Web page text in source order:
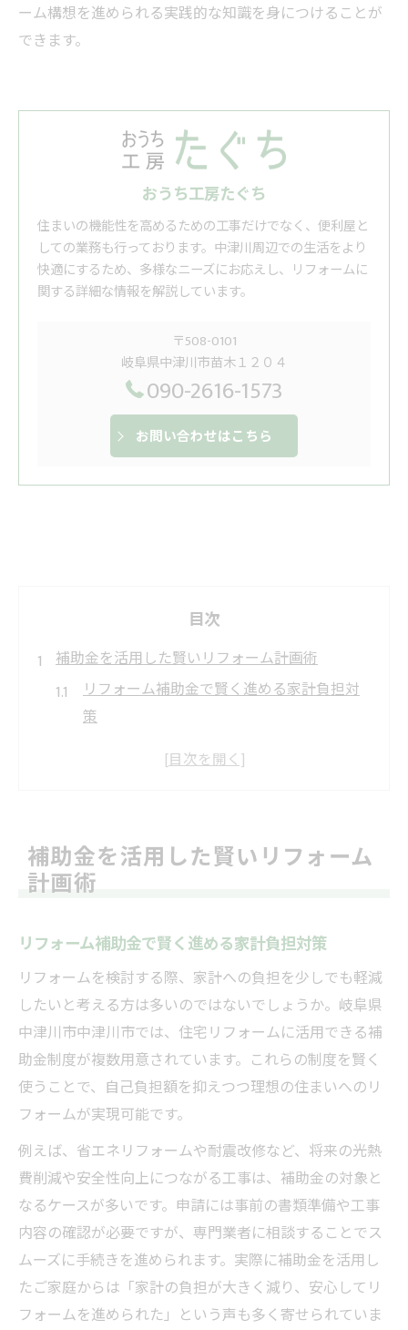
ーム構想を進められる実践的な知識を身につけることが
できます。
おうち工房たぐち
住まいの機能性を高めるための工事だけでなく、便利屋と
しての業務も行っております。中津川周辺での生活をより
快適にするため、多様なニーズにお応えし、リフォームに
関する詳細な情報を解説しています。
〒508-0101
岐阜県中津川市苗木１２０４
090-2616-1573
お問い合わせはこちら
目次
補助金を活用した賢いリフォーム計画術
リフォーム補助金で賢く進める家計負担対
策
中津川市住宅リフォーム補助金の申請ポイ
画
助成金を活かすリフォーム予算設計のコツ
中津川市リフォームで叶う安心の住まいづ
くり
補助金活用で実現する理想のリフォーム事
例
リフォーム助成金を使った住環境改善の方
法
選び方
家計に優しいリフォーム補助制度の選択術
リフォームと家計負担軽減のための最新制度案
内
リフォーム最新補助金制度で家計を守る秘
訣
補助金を活用した賢いリフォーム
計画術
リフォーム補助金で賢く進める家計負担対策
リフォームを検討する際、家計への負担を少しでも軽減
したいと考える方は多いのではないでしょうか。岐阜県
中津川市中津川市では、住宅リフォームに活用できる補
助金制度が複数用意されています。これらの制度を賢く
使うことで、自己負担額を抑えつつ理想の住まいへのリ
フォームが実現可能です。
例えば、省エネリフォームや耐震改修など、将来の光熱
費削減や安全性向上につながる工事は、補助金の対象と
なるケースが多いです。申請には事前の書類準備や工事
内容の確認が必要ですが、専門業者に相談することでス
ムーズに手続きを進められます。実際に補助金を活用し
たご家庭からは「家計の負担が大きく減り、安心してリ
フォームを進められた」という声も多く寄せられていま